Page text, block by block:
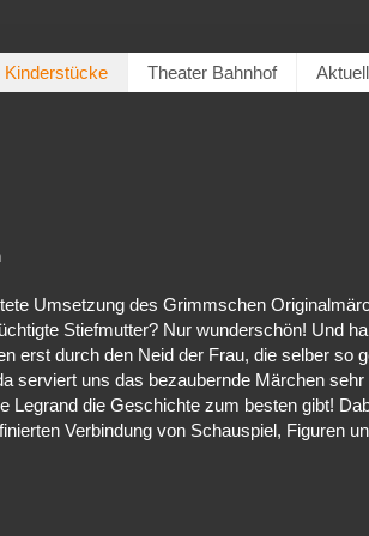
Kinderstücke Theater Bahnhof
Umsetzung des Grimmschen
Stiefmutter? Nur wunderschön! Und
erst durch den Neid der Frau, die selber so
serviert uns das bezaubernde Märchen
Legrand die Geschichte zum besten gibt!
Verbindung von Schauspiel, Figuren